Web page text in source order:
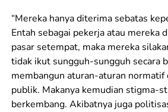
“Mereka hanya diterima sebatas
Entah sebagai pekerja atau mereka
pasar setempat, maka mereka
tidak ikut sungguh-sungguh secara
membangun aturan-aturan normatif
publik. Makanya kemudian stigma-
berkembang. Akibatnya juga